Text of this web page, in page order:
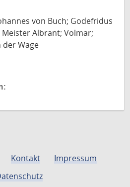
von Buch; Godefridus
Meister Albrant; Volmar;
Wage
Kontakt
Impressum